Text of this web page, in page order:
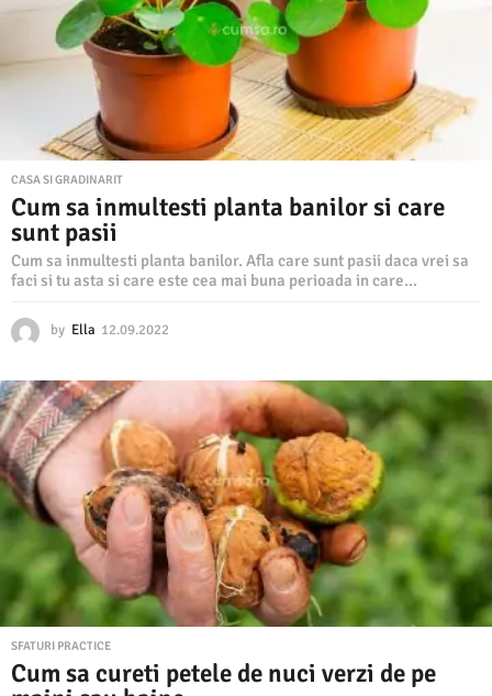
0
2
2
CASA SI GRADINARIT
Cum sa inmultesti planta banilor si care
sunt pasii
Cum sa inmultesti planta banilor. Afla care sunt pasii daca vrei sa
faci si tu asta si care este cea mai buna perioada in care...
by Ella 12.09.2022
9
.
2
0
2
2
SFATURI PRACTICE
Cum sa cureti petele de nuci verzi de pe